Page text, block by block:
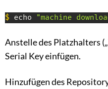
$ echo "machine
Anstelle des Platzhalters
Serial Key einfügen.
Hinzufügen des